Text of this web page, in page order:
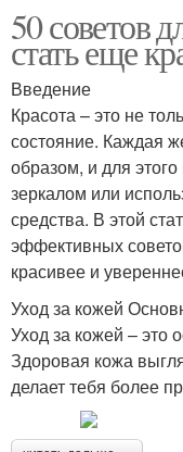
50 советов
стать еще
Введение
Красота – это не
состояние. Каждая
образом, и для
зеркалом или
средства. В этой
эффективных
красивее и
Уход за кожей
Уход за кожей – это
Здоровая кожа
делает тебя более